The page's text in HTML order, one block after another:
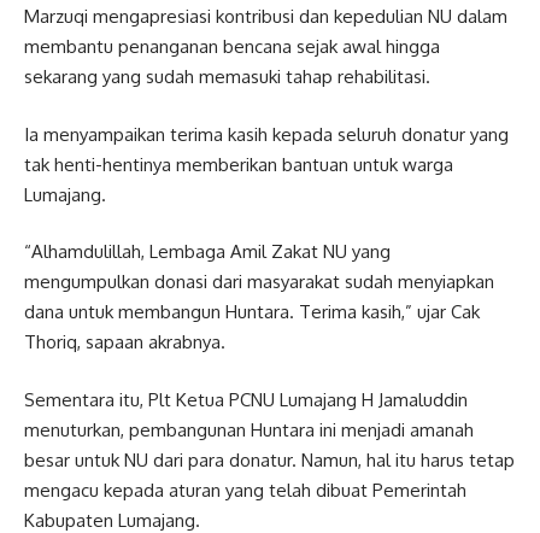
Marzuqi mengapresiasi kontribusi dan kepedulian NU dalam
membantu penanganan bencana sejak awal hingga
sekarang yang sudah memasuki tahap rehabilitasi.
Ia menyampaikan terima kasih kepada seluruh donatur yang
tak henti-hentinya memberikan bantuan untuk warga
Lumajang.
“Alhamdulillah, Lembaga Amil Zakat NU yang
mengumpulkan donasi dari masyarakat sudah menyiapkan
dana untuk membangun Huntara. Terima kasih,” ujar Cak
Thoriq, sapaan akrabnya.
Sementara itu, Plt Ketua PCNU Lumajang H Jamaluddin
menuturkan, pembangunan Huntara ini menjadi amanah
besar untuk NU dari para donatur. Namun, hal itu harus tetap
mengacu kepada aturan yang telah dibuat Pemerintah
Kabupaten Lumajang.